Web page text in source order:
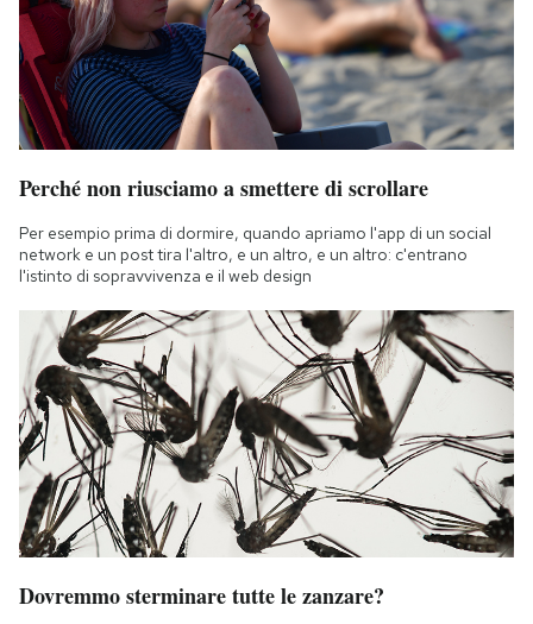
Perché non riusciamo a smettere di scrollare
Per esempio prima di dormire, quando apriamo l'app di un social
network e un post tira l'altro, e un altro, e un altro: c'entrano
l'istinto di sopravvivenza e il web design
Dovremmo sterminare tutte le zanzare?